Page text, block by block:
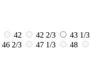
42 42 2/3
43 1/3
46 2/3 47 1/3
48